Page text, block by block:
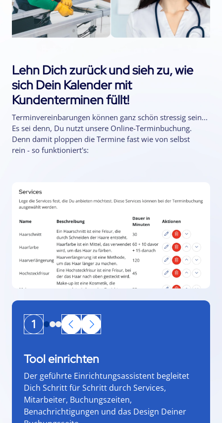
Lehn Dich zurück und sieh zu, wie
sich Dein Kalender mit
Kundenterminen füllt!
Terminvereinbarungen können ganz schön stressig sein...
Es sei denn, Du nutzt unsere Online-Terminbuchung.
Denn damit ploppen die Termine fast wie von selbst
rein - so funktioniert's:
1
Tool einrichten
Der geführte Einrichtungsassistent begleitet
Dich Schritt für Schritt durch Services,
Mitarbeiter, Buchungszeiten,
Benachrichtigungen und das Design Deiner